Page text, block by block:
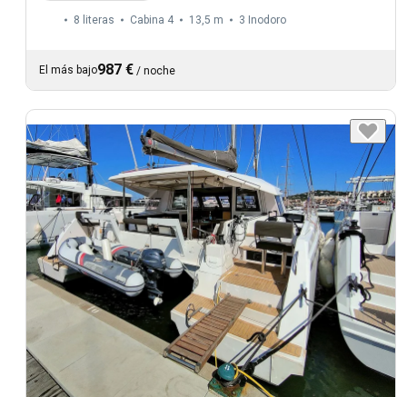
8 literas Cabina 4 13,5 m 3 Inodoro
El más bajo987 € / noche